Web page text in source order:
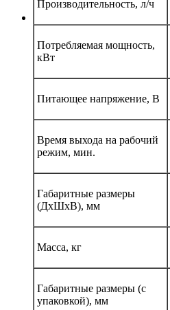
Производительность, л/ч
Потребляемая мощность,
кВт
Питающее напряжение, В
Время выхода на рабочий
режим, мин.
Габаритные размеры
(ДхШхВ), мм
Масса, кг
Габаритные размеры (с
упаковкой), мм